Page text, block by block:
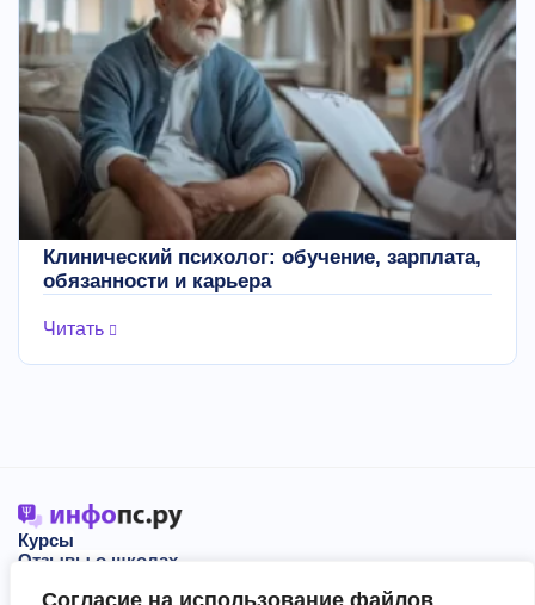
Согласие на использование файлов
Клинический психолог: обучение, зарплата,
обязанности и карьера
Читать
Курсы
Отзывы о школах
События